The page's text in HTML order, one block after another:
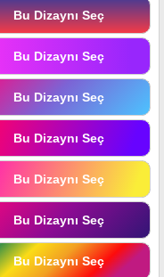
Bu Dizaynı Seç
Bu Dizaynı Seç
Bu Dizaynı Seç
Bu Dizaynı Seç
Bu Dizaynı Seç
Bu Dizaynı Seç
Bu Dizaynı Seç